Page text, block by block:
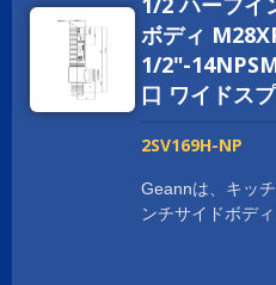
スを拡大するた
す。 スレッドサ
タマイズされて
M28XP1.5などが
ボディ
1/2"-
口 ワイドス
2SV169H-NP
Geannは、キッ
ンチサイドボデ